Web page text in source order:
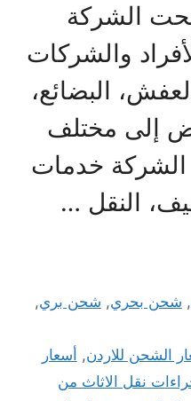
الشركة
والشركات
البضائع،
إلى مختلف
الشركة خدمات
النقل …
, شحن بحري, شحن بري,
الشحن للاردن, أسعار
نقل الاثاث من